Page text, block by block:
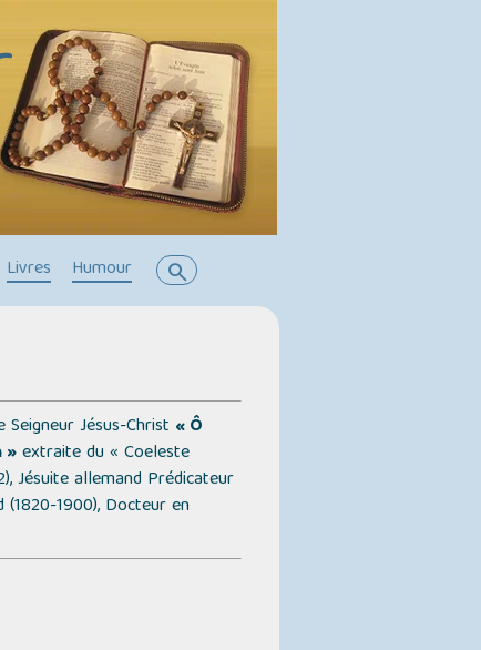
Livres Humour search
Jésus-Christ « Ô
»extraite du« Coeleste
Jésuite allemand Prédicateur
1900), Docteur en